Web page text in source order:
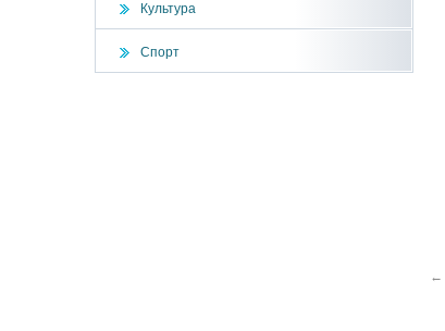
Культура
Спорт
←